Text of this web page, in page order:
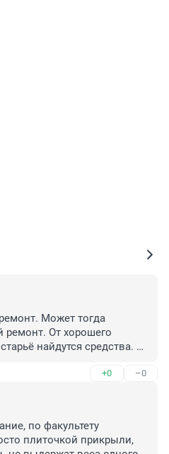
Может тогда
ремонт. От хорошего
найдутся средства.
+0 –0
по факультету
плиточкой прикрыли,